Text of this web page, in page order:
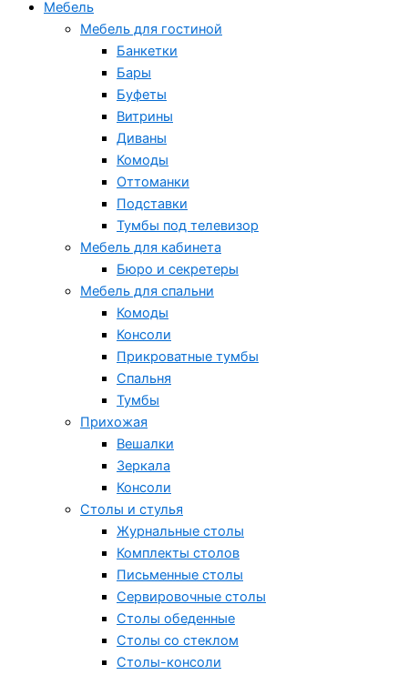
Мебель
Мебель для гостиной
Банкетки
Бары
Буфеты
Витрины
Диваны
Комоды
Оттоманки
Подставки
Тумбы под телевизор
Мебель для кабинета
Бюро и секретеры
Мебель для спальни
Комоды
Консоли
Прикроватные тумбы
Спальня
Тумбы
Прихожая
Вешалки
Зеркала
Консоли
Столы и стулья
Журнальные столы
Комплекты столов
Письменные столы
Сервировочные столы
Столы обеденные
Столы со стеклом
Столы-консоли